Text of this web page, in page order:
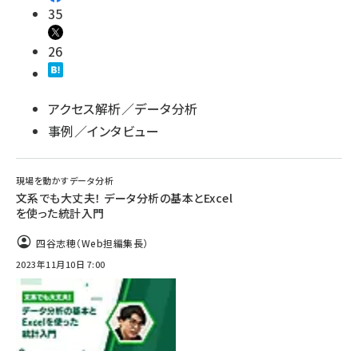
35
26
アクセス解析／データ分析
事例／インタビュー
現場を動かすデータ分析
文系でも大丈夫！ データ分析の基本とExcel
を使った統計入門
四谷志穂（Web担編集長）
2023年11月10日 7:00